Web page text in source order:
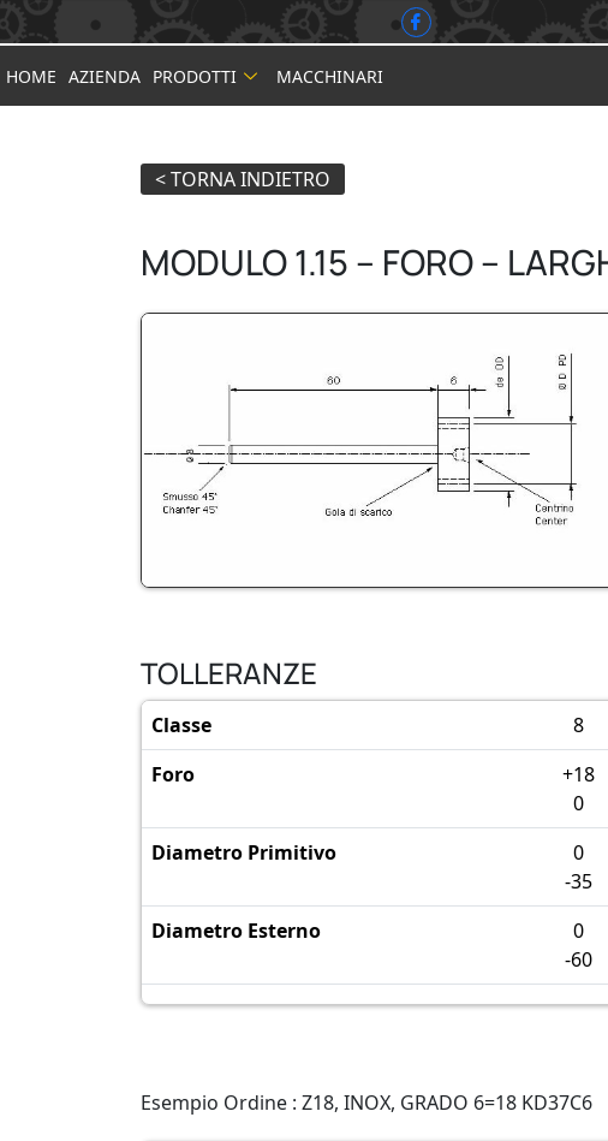
HOME AZIENDA PRODOTTI MACCHINARI
MODULO 1.15 – FORO –
TOLLERANZE
Classe 8
Foro
+18
0
Diametro Primitivo
0
-35
Diametro Esterno
0
-60
Esempio Ordine : Z18, INOX, GRADO 6=18 KD37C6